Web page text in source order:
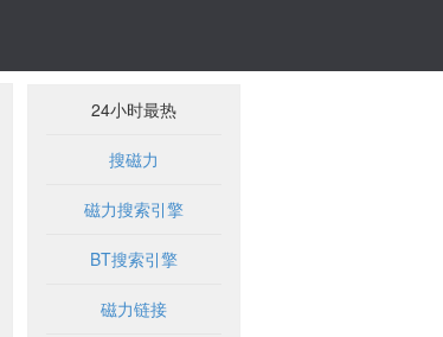
24小时最热
搜磁力
磁力搜索引擎
BT搜索引擎
磁力链接